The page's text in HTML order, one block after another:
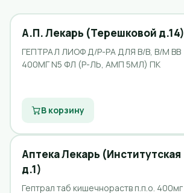
А.П. Лекарь (Терешковой д.14)
ГЕПТРАЛ ЛИОФ Д/Р-РА ДЛЯ В/В, В/М ВВ
400МГ N5 ФЛ (Р-ЛЬ, АМП 5МЛ) ПК
В корзину
Аптека Лекарь (Институтская
д.1)
Гептрал таб кишечнораств п.п.о. 400мг